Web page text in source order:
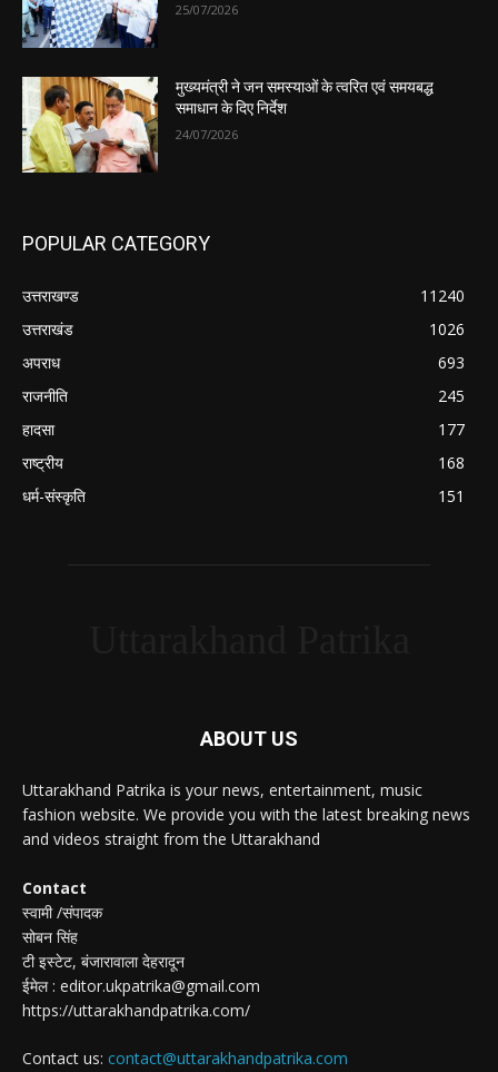
25/07/2026
मुख्यमंत्री ने जन समस्याओं के त्वरित एवं समयबद्ध
समाधान के दिए निर्देश
24/07/2026
POPULAR CATEGORY
उत्तराखण्ड
11240
उत्तराखंड
1026
अपराध
693
राजनीति
245
हादसा
177
राष्ट्रीय
168
धर्म-संस्कृति
151
ABOUT US
Uttarakhand Patrika is your news, entertainment, music
fashion website. We provide you with the latest breaking news
and videos straight from the Uttarakhand
Contact
स्वामी /संपादक
सोबन सिंह
टी इस्टेट, बंजारावाला देहरादून
ईमेल : editor.ukpatrika@gmail.com
https://uttarakhandpatrika.com/
Contact us: contact@uttarakhandpatrika.com